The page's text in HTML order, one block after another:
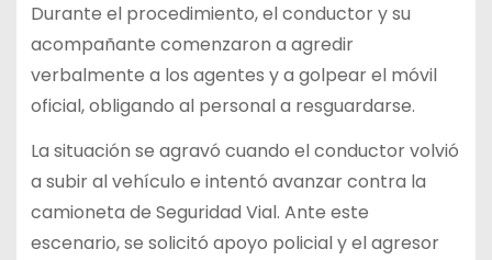
Durante el procedimiento, el conductor y su
acompañante comenzaron a agredir
verbalmente a los agentes y a golpear el móvil
oficial, obligando al personal a resguardarse.
La situación se agravó cuando el conductor volvió
a subir al vehículo e intentó avanzar contra la
camioneta de Seguridad Vial. Ante este
escenario, se solicitó apoyo policial y el agresor